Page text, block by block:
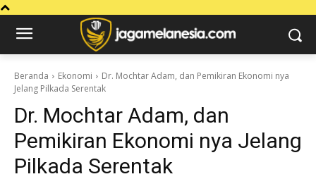
Beranda Ekonomi
Dr. Mochtar Adam, dan Pemikiran Ekonomi nya
Jelang Pilkada Serentak
Dr. Mochtar Adam, dan
Pemikiran Ekonomi nya Jelang
Pilkada Serentak